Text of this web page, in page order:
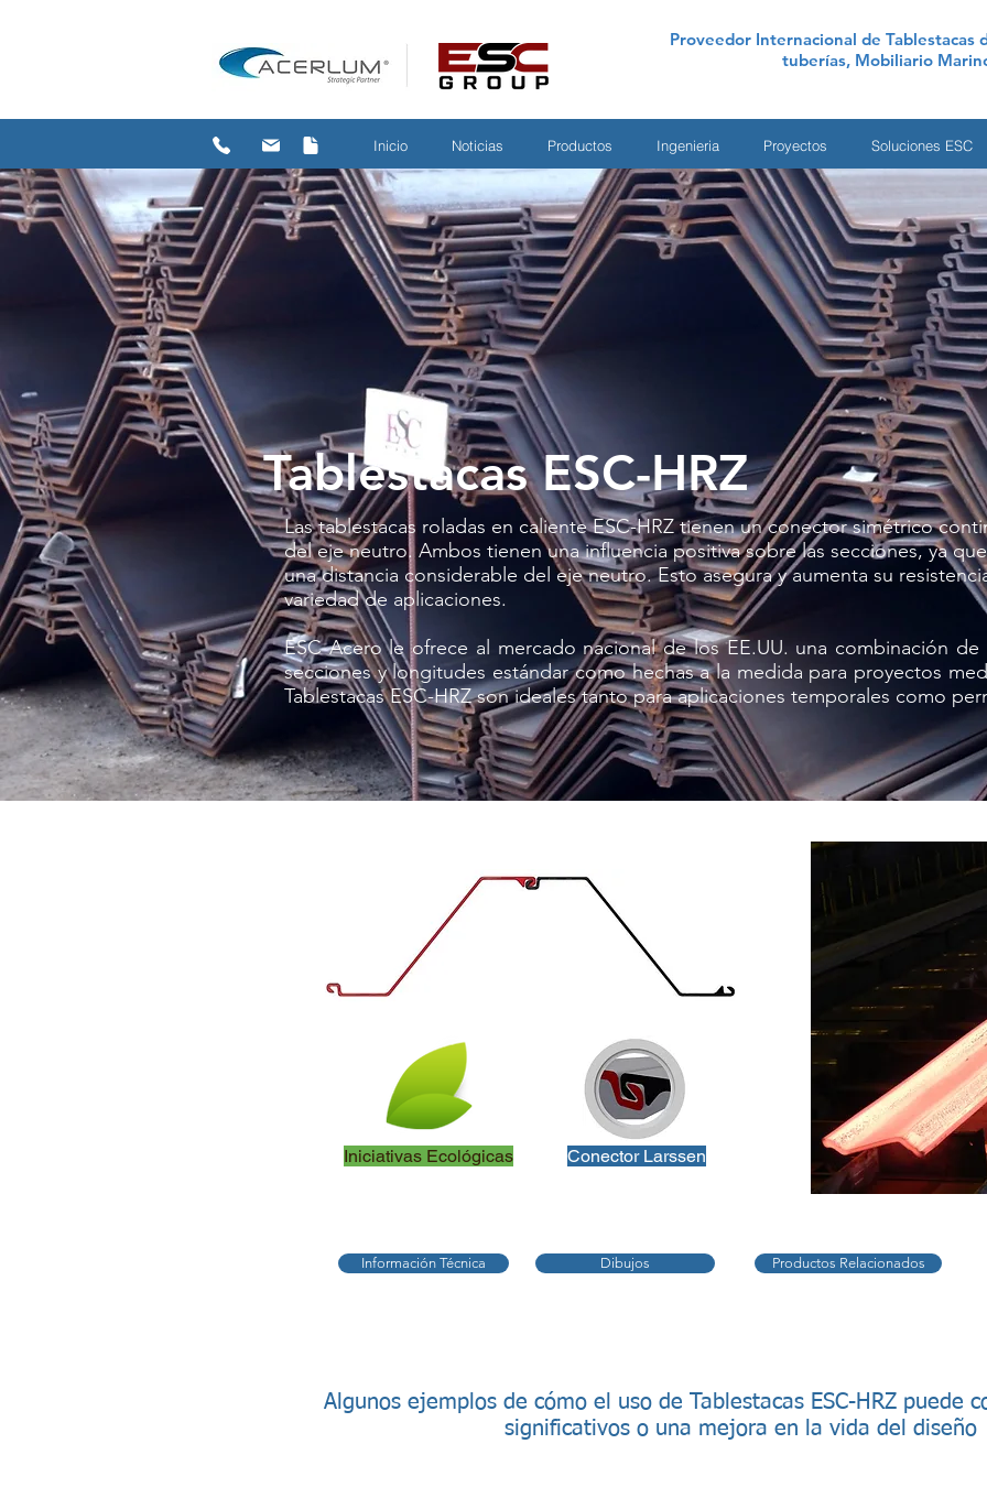
Proveedor Internacional de Tablestacas
tuberías, Mobiliario
Inicio Noticias Productos Ingenieria Proyectos Soluciones ESC
Tablestacas ESC-HRZ
Las tablestacas roladas en caliente ESC-HRZ tienen un conector simétrico
del eje neutro. Ambos tienen una influencia positiva sobre las secciones, ya
una distancia considerable del eje neutro. Esto asegura y aumenta su
variedad de aplicaciones.
ESC Acero le ofrece al mercado nacional de los EE.UU. una combinación
secciones y longitudes estándar como hechas a la medida para proyectos
Tablestacas ESC-HRZ son ideales tanto para aplicaciones temporales como
Iniciativas Ecológicas Conector Larssen
Información Técnica Dibujos Productos Relacionados
Algunos ejemplos de cómo el uso de Tablestacas ESC-HRZ puede
significativos o una mejora en la vida del diseño